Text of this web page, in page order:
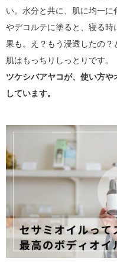
い。水分と共に、肌に均一
やデコルテに塗ると、寝る
果も。え？もう浸透したの
肌はもっちりしっとりです。
ツケシバアヤコが、使い方や
しています。